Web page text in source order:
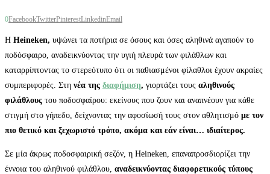
0FacebookTwitterPinterestLinkedinEmail
Η Heineken, υψώνει τα ποτήρια σε όσους και όσες αληθινά αγαπούν το
ποδόσφαιρο, αναδεικνύοντας την υγιή πλευρά των φιλάθλων και
καταρρίπτοντας το στερεότυπο ότι οι παθιασμένοι φίλαθλοι έχουν ακραίες
συμπεριφορές. Στη νέα της διαφήμιση, γιορτάζει τους αληθινούς
φιλάθλους του ποδοσφαίρου: εκείνους που ζουν και αναπνέουν για κάθε
στιγμή στο γήπεδο, δείχνοντας την αφοσίωσή τους στον αθλητισμό με τον
πιο θετικό και ξεχωριστό τρόπο, ακόμα και εάν είναι… ιδιαίτερος.
Σε μία άκρως ποδοσφαιρική σεζόν, η Heineken, επαναπροσδιορίζει την
έννοια του αληθινού φιλάθλου, αναδεικνύοντας διαφορετικούς τύπους